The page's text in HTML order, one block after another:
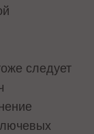
следует